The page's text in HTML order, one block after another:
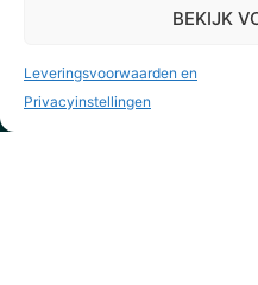
BEKIJK
Leveringsvoorwaarden en
Privacyinstellingen